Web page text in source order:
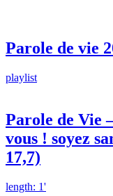
Parole de vie
playlist
Parole de Vie
vous ! soyez
17,7)
length: 1'